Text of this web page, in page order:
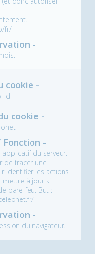
fr/
du serveur.
de tracer une
identifier les actions
mettre à jour si
pare-feu. But :
du navigateur.